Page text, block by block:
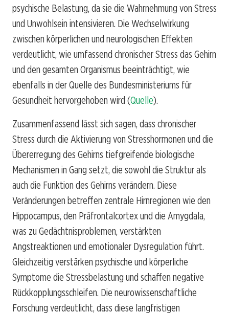
psychische Belastung, da sie die Wahrnehmung von Stress
und Unwohlsein intensivieren. Die Wechselwirkung
zwischen körperlichen und neurologischen Effekten
verdeutlicht, wie umfassend chronischer Stress das Gehirn
und den gesamten Organismus beeinträchtigt, wie
ebenfalls in der Quelle des Bundesministeriums für
Gesundheit hervorgehoben wird (Quelle).
Zusammenfassend lässt sich sagen, dass chronischer
Stress durch die Aktivierung von Stresshormonen und die
Übererregung des Gehirns tiefgreifende biologische
Mechanismen in Gang setzt, die sowohl die Struktur als
auch die Funktion des Gehirns verändern. Diese
Veränderungen betreffen zentrale Hirnregionen wie den
Hippocampus, den Präfrontalcortex und die Amygdala,
was zu Gedächtnisproblemen, verstärkten
Angstreaktionen und emotionaler Dysregulation führt.
Gleichzeitig verstärken psychische und körperliche
Symptome die Stressbelastung und schaffen negative
Rückkopplungsschleifen. Die neurowissenschaftliche
Forschung verdeutlicht, dass diese langfristigen